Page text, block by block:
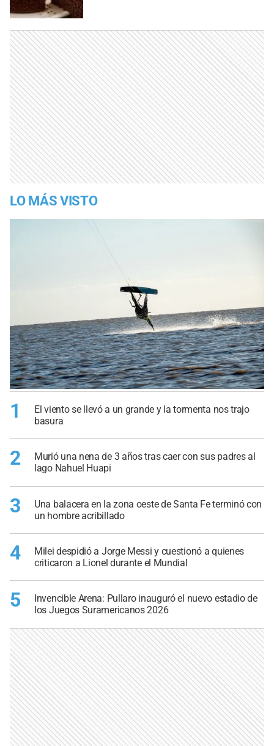
LO MÁS VISTO
1
El viento se llevó a un grande y la tormenta nos trajo
basura
2
Murió una nena de 3 años tras caer con sus padres al
lago Nahuel Huapi
3
Una balacera en la zona oeste de Santa Fe terminó con
un hombre acribillado
4
Milei despidió a Jorge Messi y cuestionó a quienes
criticaron a Lionel durante el Mundial
5
Invencible Arena: Pullaro inauguró el nuevo estadio de
los Juegos Suramericanos 2026